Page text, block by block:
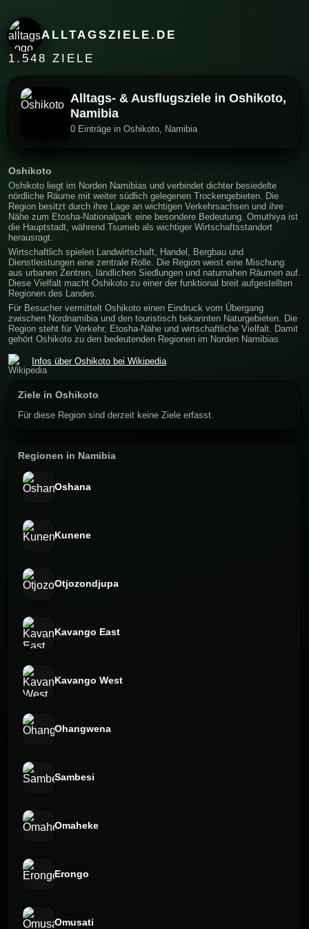
ALLTAGSZIELE.DE
1.548 ZIELE
Alltags- & Ausflugsziele in Oshikoto,
Namibia
0 Einträge in Oshikoto, Namibia
Oshikoto
Oshikoto liegt im Norden Namibias und verbindet dichter besiedelte
nördliche Räume mit weiter südlich gelegenen Trockengebieten. Die
Region besitzt durch ihre Lage an wichtigen Verkehrsachsen und ihre
Nähe zum Etosha-Nationalpark eine besondere Bedeutung. Omuthiya ist
die Hauptstadt, während Tsumeb als wichtiger Wirtschaftsstandort
herausragt.
Wirtschaftlich spielen Landwirtschaft, Handel, Bergbau und
Dienstleistungen eine zentrale Rolle. Die Region weist eine Mischung
aus urbanen Zentren, ländlichen Siedlungen und naturnahen Räumen auf.
Diese Vielfalt macht Oshikoto zu einer der funktional breit aufgestellten
Regionen des Landes.
Für Besucher vermittelt Oshikoto einen Eindruck vom Übergang
zwischen Nordnamibia und den touristisch bekannten Naturgebieten. Die
Region steht für Verkehr, Etosha-Nähe und wirtschaftliche Vielfalt. Damit
gehört Oshikoto zu den bedeutenden Regionen im Norden Namibias.
Infos über Oshikoto bei Wikipedia
Ziele in Oshikoto
Für diese Region sind derzeit keine Ziele erfasst.
Regionen in Namibia
Oshana
Kunene
Otjozondjupa
Kavango East
Kavango West
Ohangwena
Sambesi
Omaheke
Erongo
Omusati